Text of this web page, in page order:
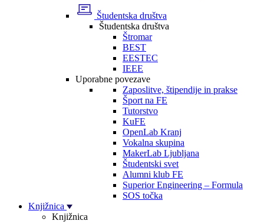
Študentska društva
Študentska društva
Štromar
BEST
EESTEC
IEEE
Uporabne povezave
Zaposlitve, štipendije in prakse
Šport na FE
Tutorstvo
KuFE
OpenLab Kranj
Vokalna skupina
MakerLab Ljubljana
Študentski svet
Alumni klub FE
Superior Engineering – Formula
SOS točka
Knjižnica
Knjižnica